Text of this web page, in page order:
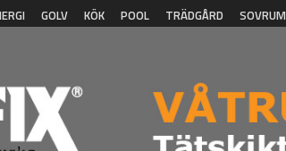
GOLV KÖK POOL TRÄDGÅRD SOVRUM